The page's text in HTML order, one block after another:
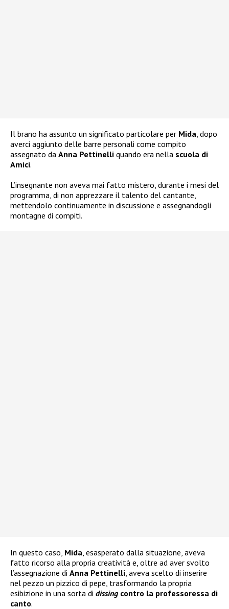
Il brano ha assunto un significato particolare per Mida , dopo
averci aggiunto delle barre personali come compito
assegnato da Anna Pettinelli quando era nella scuola di
Amici.
L’insegnante non aveva mai fatto mistero, durante i mesi del
programma, di non apprezzare il talento del cantante,
mettendolo continuamente in discussione e assegnandogli
montagne di compiti.
In questo caso, Mida , esasperato dalla situazione, aveva
fatto ricorso alla propria creatività e, oltre ad aver svolto
l’assegnazione di Anna Pettinelli , aveva scelto di inserire
nel pezzo un pizzico di pepe, trasformando la propria
esibizione in una sorta di dissing contro la professoressa di
canto.